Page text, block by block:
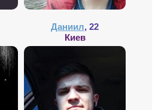
Даниил, 22
Киев